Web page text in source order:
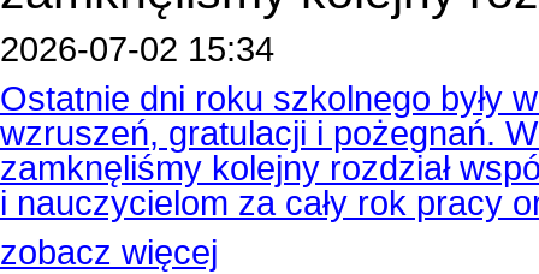
2026-07-02 15:34
Ostatnie dni roku szkolnego były
wzruszeń, gratulacji i pożegnań.
zamknęliśmy kolejny rozdział
i nauczycielom za cały rok pracy
zobacz więcej